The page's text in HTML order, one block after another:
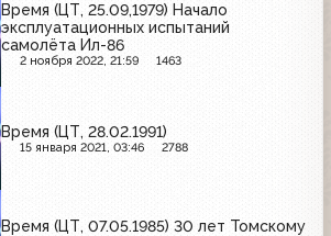
Время (ЦТ, 25.09,1979) Начало
эксплуатационных испытаний
самолёта Ил-86
2 ноября 2022, 21:59 1463
Время (ЦТ, 28.02.1991)
15 января 2021, 03:46 2788
Время (ЦТ, 07.05.1985) 30 лет Томскому